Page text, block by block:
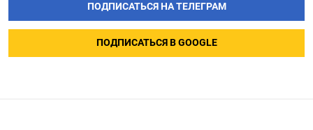
ПОДПИСАТЬСЯ НА ТЕЛЕГРАМ
ПОДПИСАТЬСЯ В GOOGLE